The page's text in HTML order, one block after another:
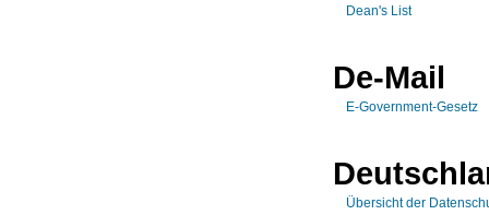
Dean's List
De-Mail
E-Government-Gesetz
Übersicht der